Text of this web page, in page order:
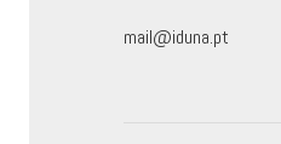
mail@iduna.pt